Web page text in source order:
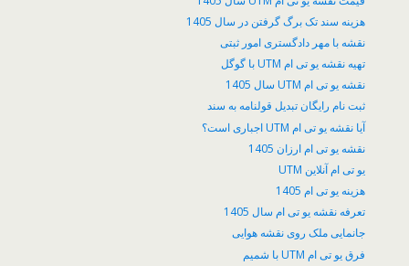
هزینه سند تک برگ گرفتن در سال 1405
نقشه با مهر دادگستری امور ثبتی
تهیه نقشه یو تی ام UTM با گوگل
نقشه یو تی ام UTM سال 1405
ثبت نام رایگان تبدیل قولنامه به سند
آیا نقشه یو تی ام UTM اجباری است؟
نقشه یو تی ام ارزان 1405
یو تی ام آنلاین UTM
هزینه یو تی ام 1405
تعرفه نقشه یو تی ام سال 1405
جانمایی ملک روی نقشه هوایی
فرق یو تی ام UTM با شمیم